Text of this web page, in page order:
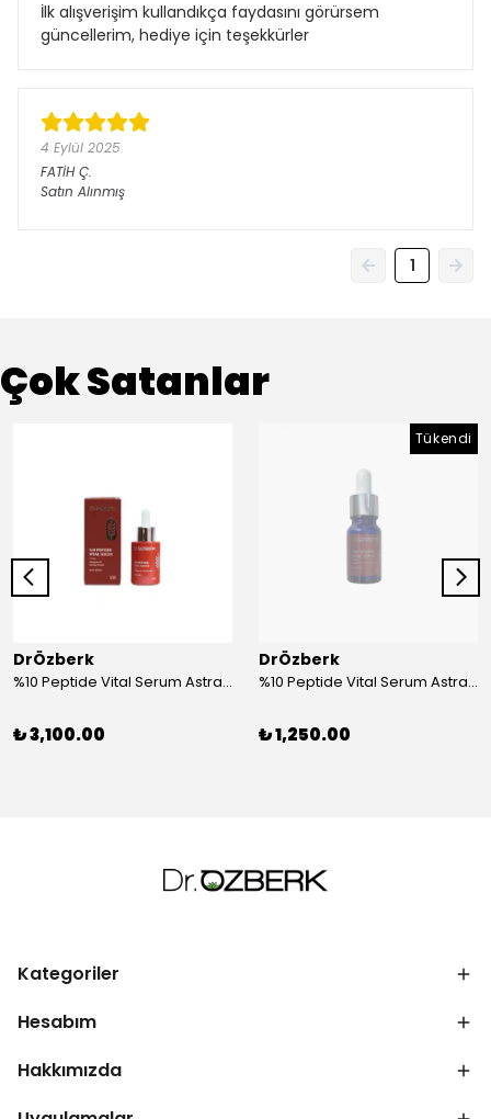
İlk alışverişim kullandıkça faydasını görürsem
güncellerim, hediye için teşekkürler
4 Eylül 2025
FATİH Ç.
Satın Alınmış
1
Çok Satanlar
DrÖzberk
%10 Peptide Vital Serum Astragalus & Ginseng Extract 30 mL
₺ 3,100.00
Tükendi
DrÖzberk
%10 Peptide Vital Serum Astragalus & Ginseng Extract 10 mL
₺ 1,250.00
Kategoriler
Hesabım
Hakkımızda